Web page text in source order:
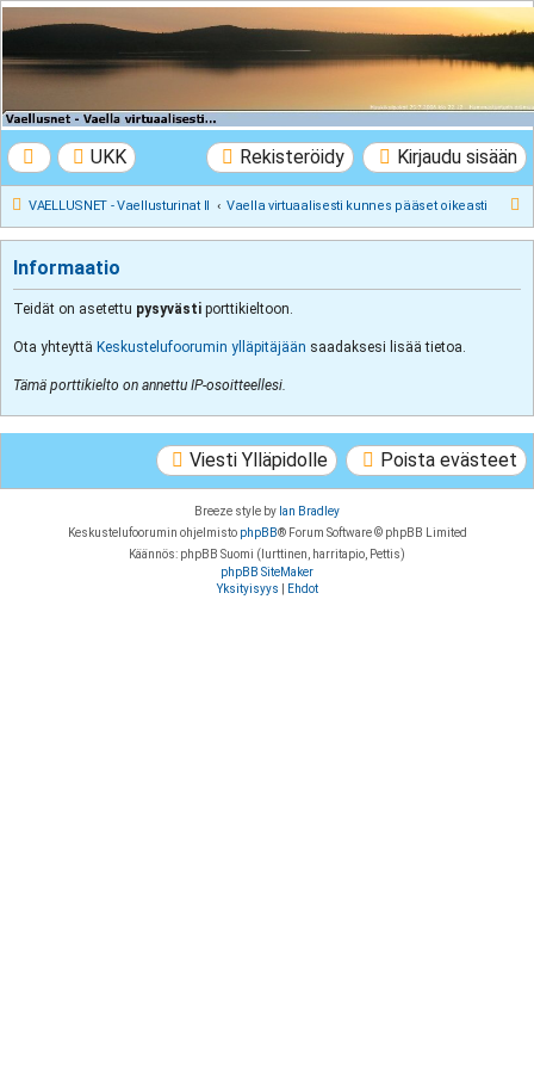
VAELLUSNET -
Vaellusturinat II
UKK Kirjaudu sisään
Rekisteröidy
VAELLUSNET - Vaellusturinat II Vaella virtuaalisesti kunnes pääset oikeasti
Informaatio
Teidät on asetettu pysyvästi porttikieltoon.
Ota yhteyttä Keskustelufoorumin ylläpitäjään saadaksesi lisää tietoa.
Tämä porttikielto on annettu IP-osoitteellesi.
Poista evästeet
Viesti Ylläpidolle
Breeze style by Ian Bradley
Keskustelufoorumin ohjelmisto phpBB® Forum Software © phpBB Limited
Käännös: phpBB Suomi (lurttinen, harritapio, Pettis)
phpBB SiteMaker
Yksityisyys
Ehdot